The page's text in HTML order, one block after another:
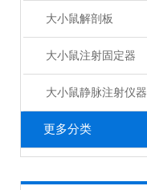
大小鼠解剖板
大小鼠注射固定器
大小鼠静脉注射仪器
更多分类